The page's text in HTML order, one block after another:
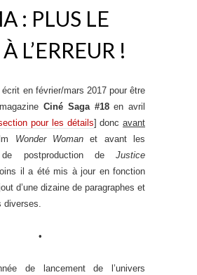
: PLUS LE
L’ERREUR !
en février/mars 2017 pour être
Ciné Saga #18en avril
pour les détails] donc avant
Wonder Womanet avant les
de postproduction de Justice
il a été mis à jour en fonction
d’une dizaine de paragraphes et
diverses.
•
de lancement de l’univers